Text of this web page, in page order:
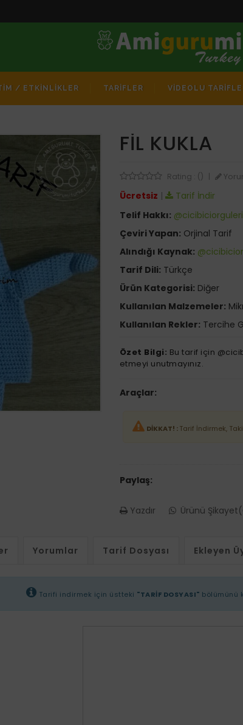
/ ETKİNLİKLER TARİFLER VİDEOLU
FIL KUKLA
Rating : ()
Ücretsiz |
Tarif İndir
Telif Hakkı:
Çeviri Yapan: Orjinal Tarif
Alındığı Kaynak:
Tarif Dili: Türkçe
Ürün Kategorisi: Diğer
Kullanılan Malzemeler:
Kullanılan Rekler: Tercihe
Özet Bilgi: Bu tarif için
etmeyi unutmayınız.
Araçlar:
DİKKAT! :Tarif İndirmek,
Paylaş:
Yazdır Ürünü
Yorumlar Tarif Dosyası Ekleyen
Tarifi indirmek için üstteki "TARİF DOSYASI" bölümünü